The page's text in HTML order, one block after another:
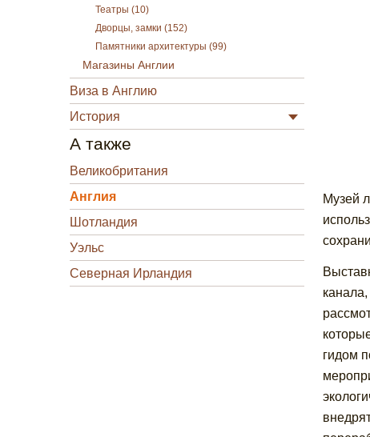
Театры (10)
Дворцы, замки (152)
Памятники архитектуры (99)
Магазины Англии
Виза в Англию
История
А также
Великобритания
Англия
Шотландия
Уэльс
Северная Ирландия
Музей
гидом